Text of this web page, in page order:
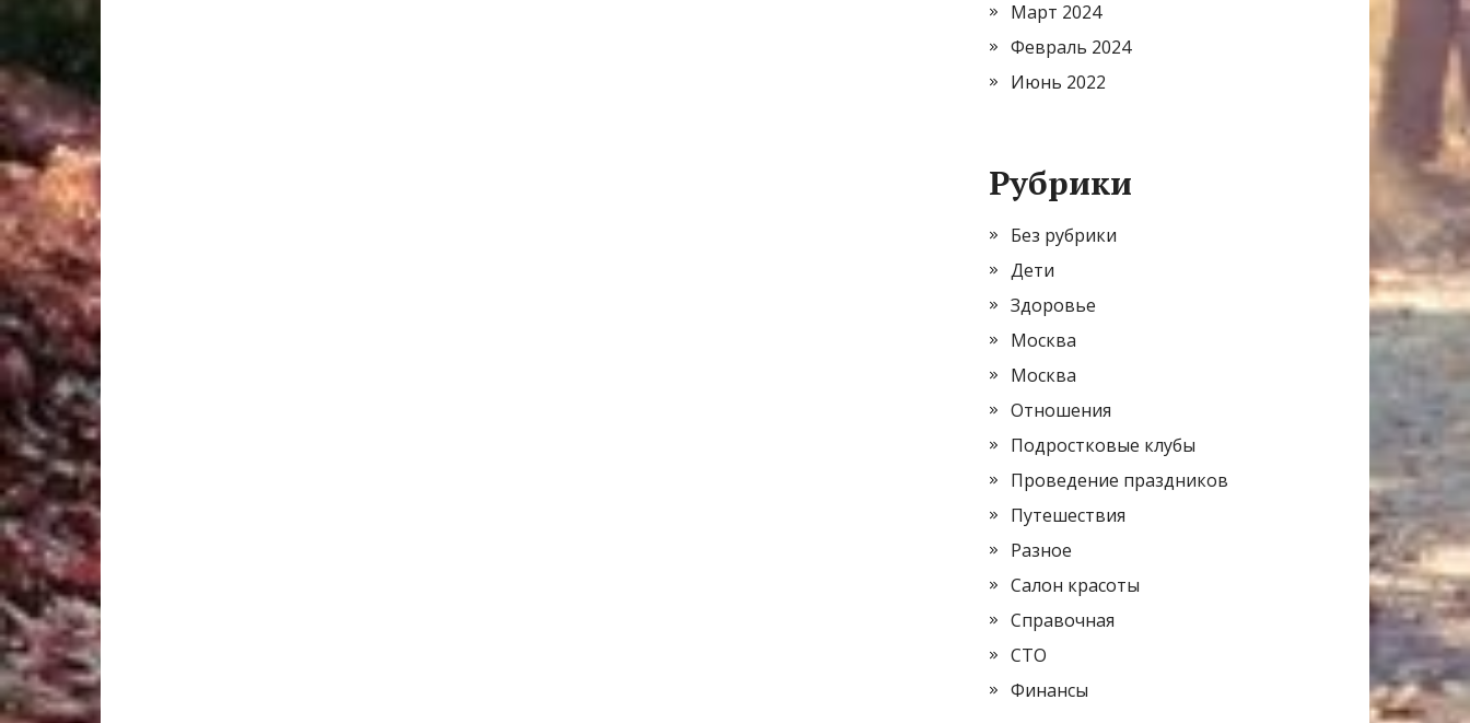
Март 2024
Февраль 2024
Июнь 2022
Рубрики
Без рубрики
Дети
Здоровье
Москва
Москва
Отношения
Подростковые клубы
Проведение праздников
Путешествия
Разное
Салон красоты
Справочная
СТО
Финансы